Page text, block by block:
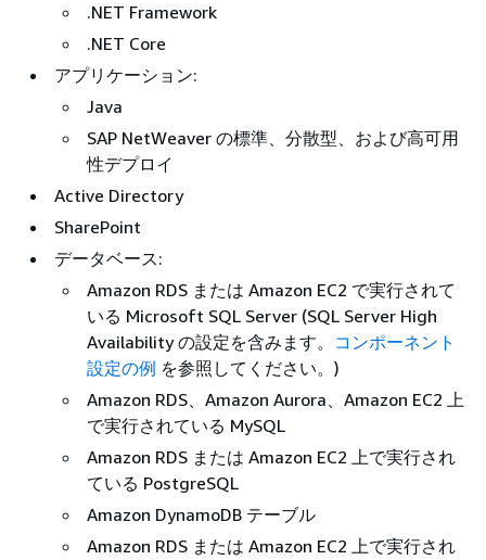
.NET Framework
.NET Core
アプリケーション:
Java
SAP NetWeaver の標準、分散型、および高可用
性デプロイ
Active Directory
SharePoint
データベース:
Amazon RDS または Amazon EC2 で実行されて
いる Microsoft SQL Server (SQL Server High
Availability の設定を含みます。 コンポーネント
設定の例 を参照してください。)
Amazon RDS、Amazon Aurora、Amazon EC2 上
で実行されている MySQL
Amazon RDS または Amazon EC2 上で実行され
ている PostgreSQL
Amazon DynamoDB テーブル
Amazon RDS または Amazon EC2 上で実行され